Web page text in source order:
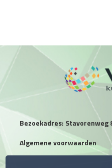
Bezoekadres: Stavorenweg
Algemene voorwaarden